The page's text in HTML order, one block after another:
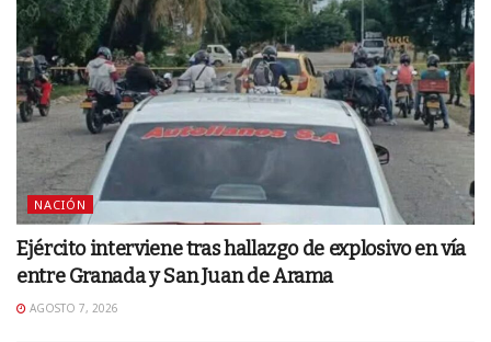
NACIÓN
Ejército interviene tras hallazgo de explosivo en vía
entre Granada y San Juan de Arama
AGOSTO 7, 2026